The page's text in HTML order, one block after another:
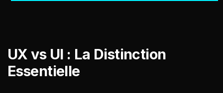
UX vs UI : La Distinction
Essentielle